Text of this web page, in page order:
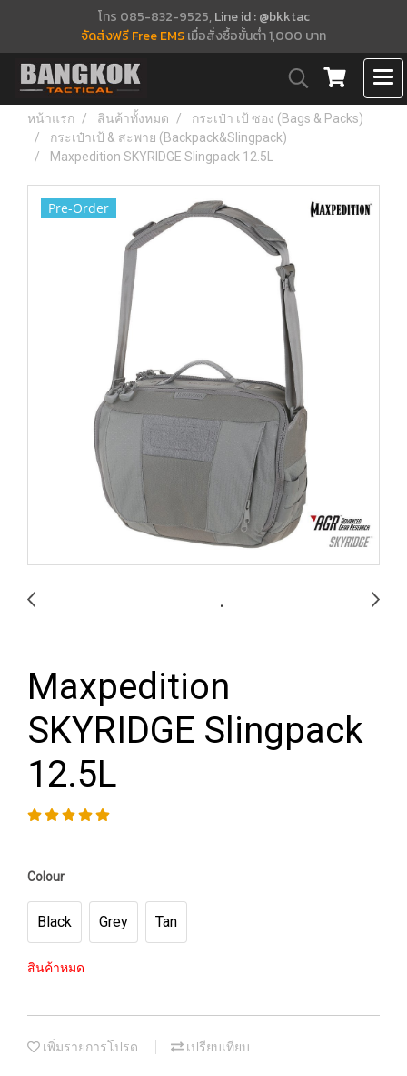
โทร 085-832-9525, Line id : @bkktac
จัดส่งฟรี Free EMSเมื่อสั่งซื้อขั้นต่ำ 1,000 บาท
หน้าแรก สินค้าทั้งหมด
กระเป๋า เป้ ซอง (Bags & Packs)
กระเป๋าเป้ & สะพาย (Backpack&Slingpack)
Maxpedition SKYRIDGE Slingpack 12.5L
Pre-Order
Maxpedition
SKYRIDGE Slingpack
12.5L
Colour
Black Grey Tan
สินค้าหมด
เพิ่มรายการโปรด เปรียบเทียบ